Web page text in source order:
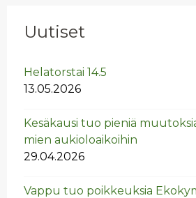
Uutiset
He­la­tors­tai 14.5
13.05.2026
Ke­sä­kausi tuo pie­niä
mien au­kio­loai­koi­hin
29.04.2026
Vappu tuo poik­keuk­sia